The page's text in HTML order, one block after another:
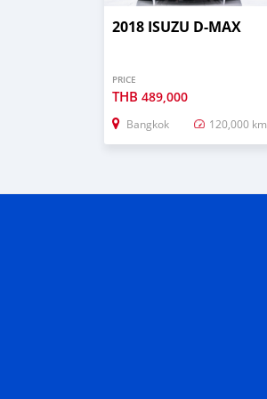
2018 ISUZU D-MAX
PRICE
THB 489,000
Bangkok 120,000 km